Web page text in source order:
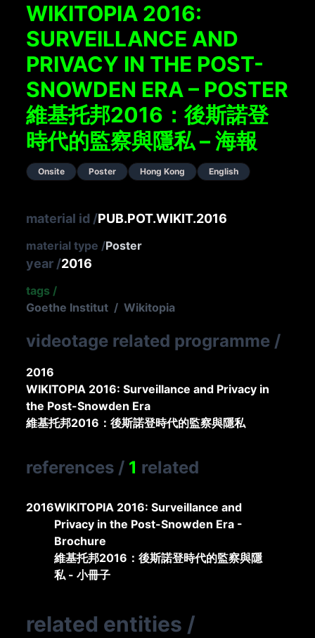
WIKITOPIA 2016:
SURVEILLANCE AND
PRIVACY IN THE POST-
SNOWDEN ERA – POSTER
維基托邦2016：後斯諾登
時代的監察與隱私 – 海報
Onsite Poster Hong Kong English
material id /PUB.POT.WIKIT.2016
material type /Poster
year /2016
tags /
Goethe Institut / Wikitopia
videotage related programme /
2016
WIKITOPIA 2016: Surveillance and Privacy in
the Post-Snowden Era
維基托邦2016：後斯諾登時代的監察與隱私
references / 1 related
2016WIKITOPIA 2016: Surveillance and
Privacy in the Post-Snowden Era -
Brochure
維基托邦2016：後斯諾登時代的監察與隱
私 - 小冊子
related entities /